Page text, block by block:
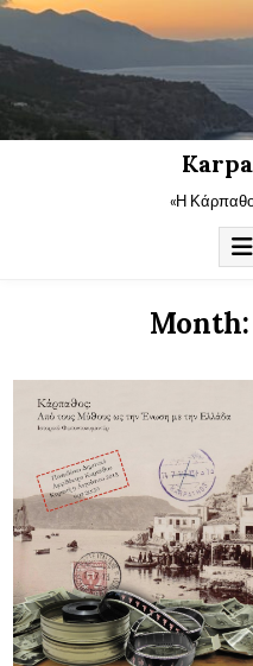
Skip
content
«Η
Month: